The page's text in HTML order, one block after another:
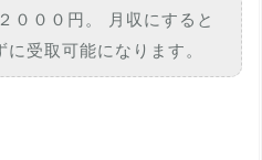
０００円。 月収にすると
受取可能になります。